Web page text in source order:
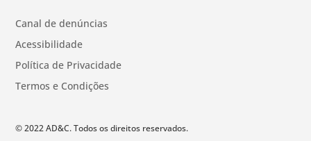
Canal de denúncias
Acessibilidade
Política de Privacidade
Termos e Condições
© 2022 AD&C. Todos os direitos reservados.